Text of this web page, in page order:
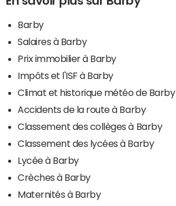
Barby
Salaires à Barby
Prix immobilier à Barby
Impôts et l'ISF à Barby
Climat et historique météo de Barby
Accidents de la route à Barby
Classement des collèges à Barby
Classement des lycées à Barby
Lycée à Barby
Crèches à Barby
Maternités à Barby